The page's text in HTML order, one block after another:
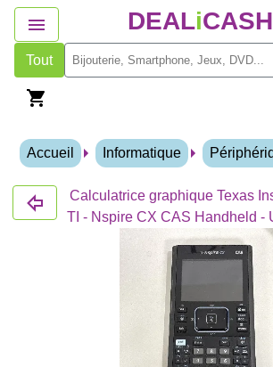
DEALiCASH
Tout
Accueil Informatique
Calculatrice graphique Texas
TI - Nspire CX CAS Handheld -